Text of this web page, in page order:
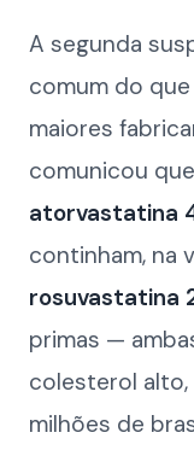
A segunda
comum do que
maiores
comunicou
atorvastatina
continham, na
rosuvastatina
primas —
colesterol
milhões de